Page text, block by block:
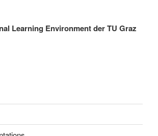
Learning Environment der TU Graz